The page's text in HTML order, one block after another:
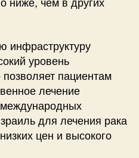
инфраструктуру
уровень
пациентам
лечение
для лечения рака
цен и высокого